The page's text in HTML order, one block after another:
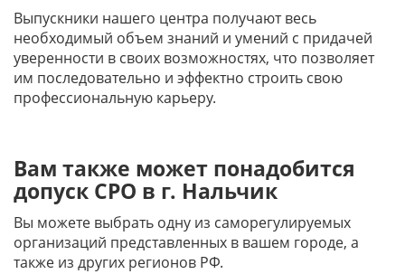
Выпускники нашего центра получают весь
необходимый объем знаний и умений с придачей
уверенности в своих возможностях, что позволяет
им последовательно и эффектно строить свою
профессиональную карьеру.
Вам также может понадобится
допуск СРО в г. Нальчик
Вы можете выбрать одну из саморегулируемых
организаций представленных в вашем городе, а
также из других регионов РФ.